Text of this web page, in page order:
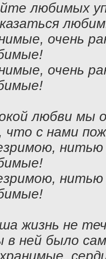
любимых
очень
очень
любви мы
с нами
нитью
нитью
жизнь не
в ней было